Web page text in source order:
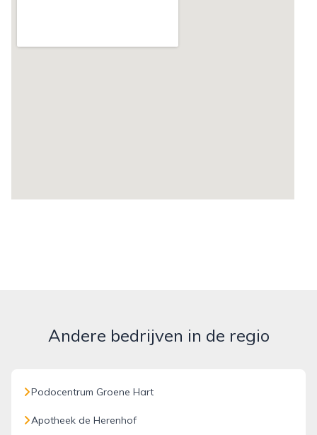
Andere bedrijven in de regio
Podocentrum Groene Hart
Apotheek de Herenhof